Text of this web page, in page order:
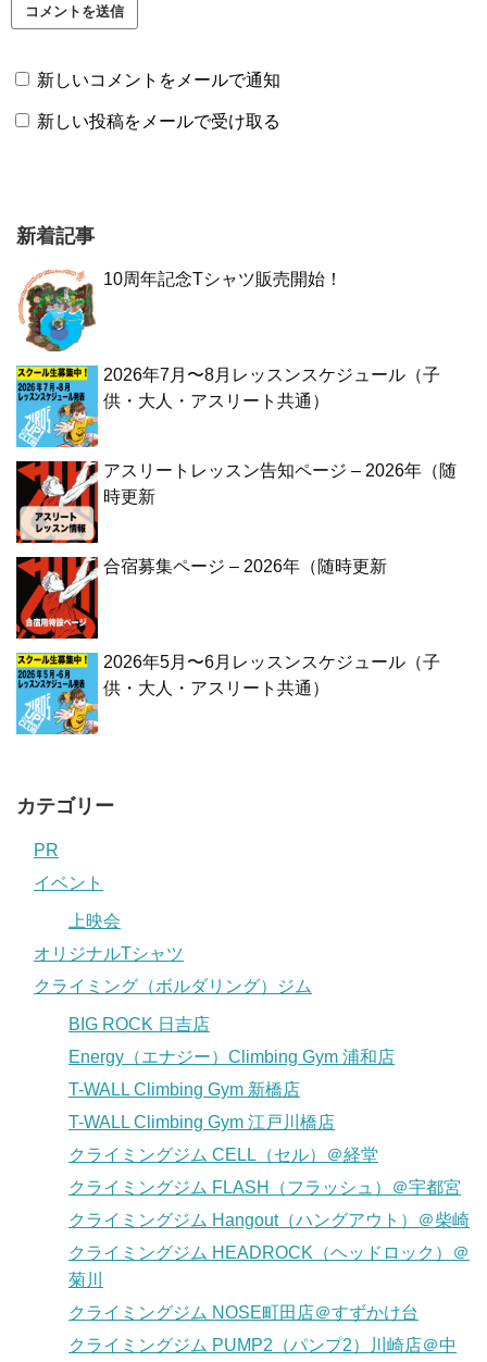
新しいコメントをメールで通知
新しい投稿をメールで受け取る
新着記事
10周年記念Tシャツ販売開始！
2026年7月〜8月レッスンスケジュール（子
供・大人・アスリート共通）
アスリートレッスン告知ページ – 2026年（随
時更新
合宿募集ページ – 2026年（随時更新
2026年5月〜6月レッスンスケジュール（子
供・大人・アスリート共通）
カテゴリー
PR
イベント
上映会
オリジナルTシャツ
クライミング（ボルダリング）ジム
BIG ROCK 日吉店
Energy（エナジー）Climbing Gym 浦和店
T-WALL Climbing Gym 新橋店
T-WALL Climbing Gym 江戸川橋店
クライミングジム CELL（セル）＠経堂
クライミングジム FLASH（フラッシュ）＠宇都宮
クライミングジム Hangout（ハングアウト）＠柴崎
クライミングジム HEADROCK（ヘッドロック）＠
菊川
クライミングジム NOSE町田店＠すずかけ台
クライミングジム PUMP2（パンプ2）川崎店＠中